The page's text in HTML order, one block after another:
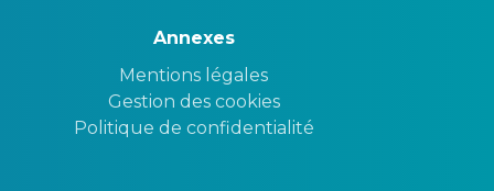
Annexes
Mentions légales
Gestion des cookies
Politique de confidentialité